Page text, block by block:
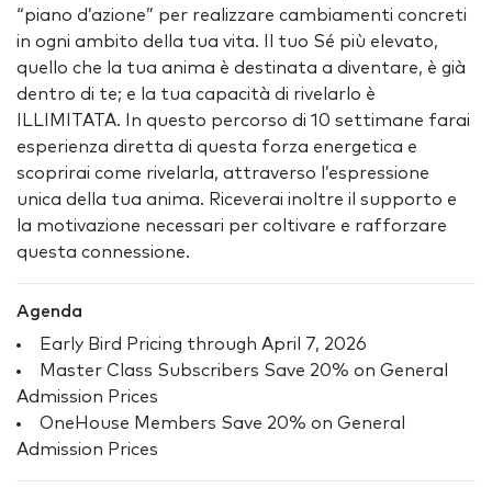
“piano d’azione” per realizzare cambiamenti concreti
in ogni ambito della tua vita. Il tuo Sé più elevato,
quello che la tua anima è destinata a diventare, è già
dentro di te; e la tua capacità di rivelarlo è
ILLIMITATA. In questo percorso di 10 settimane farai
esperienza diretta di questa forza energetica e
scoprirai come rivelarla, attraverso l’espressione
unica della tua anima. Riceverai inoltre il supporto e
la motivazione necessari per coltivare e rafforzare
questa connessione.
Agenda
Early Bird Pricing through April 7, 2026
Master Class Subscribers Save 20% on General
Admission Prices
OneHouse Members Save 20% on General
Admission Prices